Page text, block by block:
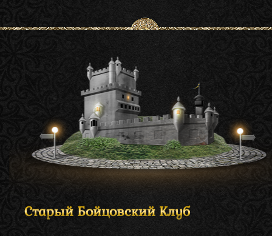
Старый Бойцовский Клуб